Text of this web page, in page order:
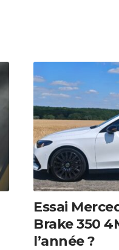
Essai
Brake 350
l’année ?